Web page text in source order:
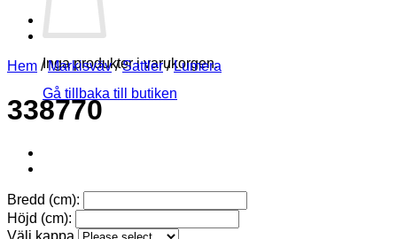
Inga produkter i varukorgen.
Gå tillbaka till butiken
Hem / Markisväv / Sattler / Lumera
338770
Bredd (cm):
Höjd (cm):